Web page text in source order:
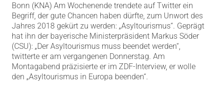
Bonn (KNA) Am Wochenende trendete auf Twitter ein
Begriff, der gute Chancen haben dürfte, zum Unwort des
Jahres 2018 gekürt zu werden: „Asyltourismus“. Geprägt
hat ihn der bayerische Ministerpräsident Markus Söder
(CSU): „Der Asyltourismus muss beendet werden“,
twitterte er am vergangenen Donnerstag. Am
Montagabend präzisierte er im ZDF-Interview, er wolle
den „Asyltourismus in Europa beenden“.